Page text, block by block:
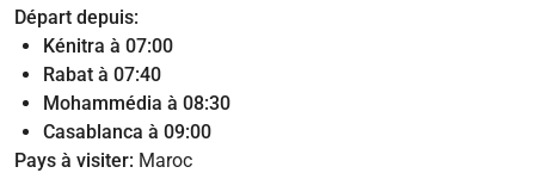
Départ depuis:
Kénitra à 07:00
Rabat à 07:40
Mohammédia à 08:30
Casablanca à 09:00
Pays à visiter: Maroc